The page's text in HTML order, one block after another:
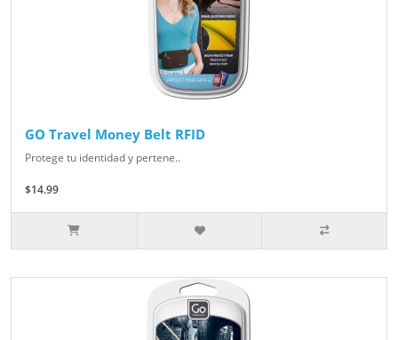
GO Travel Money Belt RFID
Protege tu identidad y pertene..
$14.99